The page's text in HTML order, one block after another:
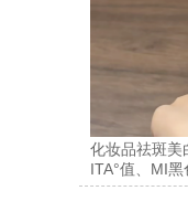
化妆品祛斑
ITA°值、MI